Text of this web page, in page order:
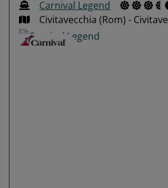
Carnival Legend
Civitavecchia (Rom) -